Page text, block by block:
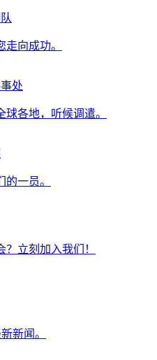
向成功。
处
各地，听候调遣。
一员。
立刻加入我们！
新闻。